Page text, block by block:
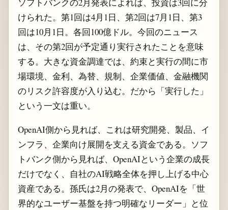
けられた。第1回は4月1日、第2回は7月1日、第3
回は10月1日。各回100億ドル。今回のニュース
は、その第2回が予定通り実行されたことを意味
する。大きな資金調達では、約束と実行の間に市
場環境、金利、為替、規制、企業価値、金融機関
のリスク許容度が入り込む。だから「実行した」
という一文は重い。
OpenAI側から見れば、これは研究開発、製品、イ
ンフラ、企業向け展開を支える資金である。ソフ
トバンク側から見れば、OpenAIという企業の成長
だけでなく、自社のAI戦略全体を押し上げる中心
資産である。孫氏は2月の発表で、OpenAIを「世
界的なユーザー基盤を持つ明確なリーダー」と位